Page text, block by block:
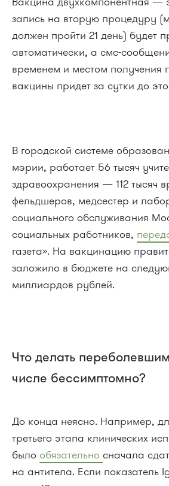
запись на вторую процедуру
должен пройти 21 день) будет
автоматически, а смс-
временем и местом получения
вакцины придет за сутки до
В городской системе
мэрии, работает 56 тысяч
здравоохранения — 112 тысяч
фельдшеров, медсестер и
социального обслуживания
социальных работников,
газета». На вакцинацию
заложило в бюджете на
миллиардов рублей.
Что делать
числе бессимптомно?
До конца неясно. Например,
третьего этапа клинических
было обязательно сначала
на антитела. Если показатель